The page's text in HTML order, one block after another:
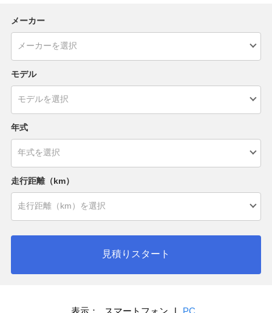
メーカー
モデル
年式
走行距離（km）
見積りスタート
表示： スマートフォン | PC